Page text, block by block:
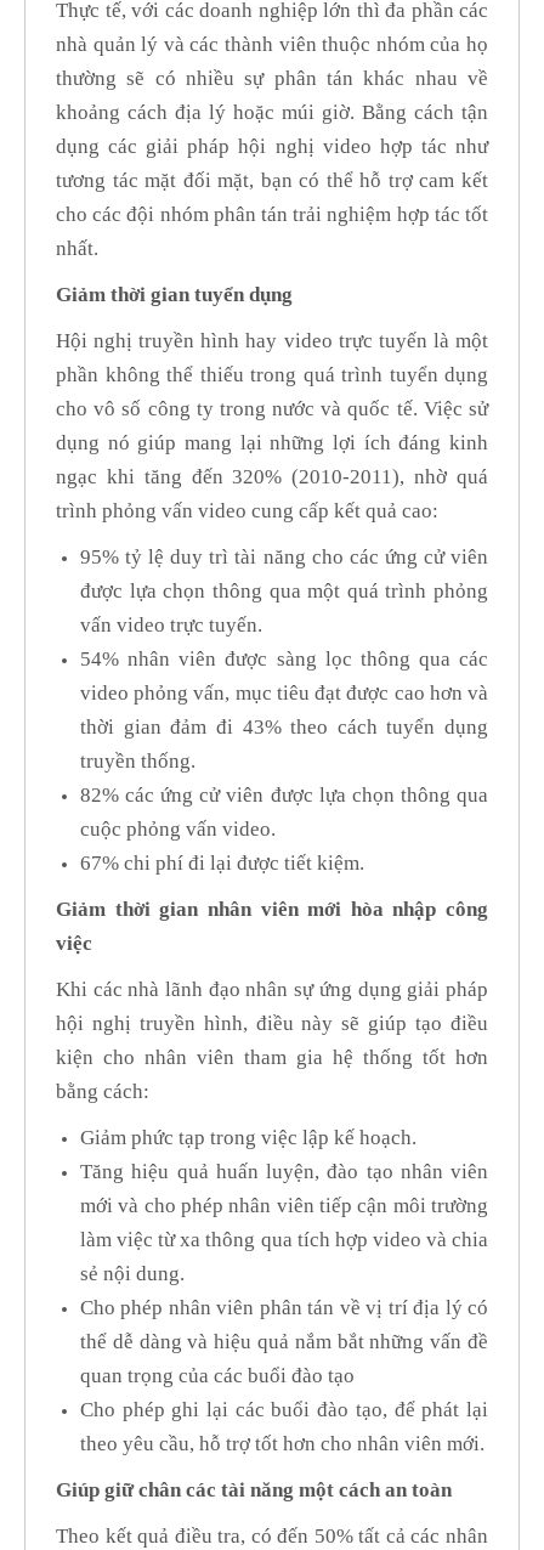
Thực tế, với các doanh nghiệp lớn thì đa phần các
nhà quản lý và các thành viên thuộc nhóm của họ
thường sẽ có nhiều sự phân tán khác nhau về
khoảng cách địa lý hoặc múi giờ. Bằng cách tận
dụng các giải pháp hội nghị video hợp tác như
tương tác mặt đối mặt, bạn có thể hỗ trợ cam kết
cho các đội nhóm phân tán trải nghiệm hợp tác tốt
nhất.
Giảm thời gian tuyển dụng
Hội nghị truyền hình hay video trực tuyến là một
phần không thể thiếu trong quá trình tuyển dụng
cho vô số công ty trong nước và quốc tế. Việc sử
dụng nó giúp mang lại những lợi ích đáng kinh
ngạc khi tăng đến 320% (2010-2011), nhờ quá
trình phỏng vấn video cung cấp kết quả cao:
95% tỷ lệ duy trì tài năng cho các ứng cử viên
được lựa chọn thông qua một quá trình phỏng
vấn video trực tuyến.
54% nhân viên được sàng lọc thông qua các
video phỏng vấn, mục tiêu đạt được cao hơn và
thời gian đảm đi 43% theo cách tuyển dụng
truyền thống.
82% các ứng cử viên được lựa chọn thông qua
cuộc phỏng vấn video.
67% chi phí đi lại được tiết kiệm.
Giảm thời gian nhân viên mới hòa nhập công
việc
Khi các nhà lãnh đạo nhân sự ứng dụng giải pháp
hội nghị truyền hình, điều này sẽ giúp tạo điều
kiện cho nhân viên tham gia hệ thống tốt hơn
bằng cách:
Giảm phức tạp trong việc lập kế hoạch.
Tăng hiệu quả huấn luyện, đào tạo nhân viên
mới và cho phép nhân viên tiếp cận môi trường
làm việc từ xa thông qua tích hợp video và chia
sẻ nội dung.
Cho phép nhân viên phân tán về vị trí địa lý có
thể dễ dàng và hiệu quả nắm bắt những vấn đề
quan trọng của các buổi đào tạo
Cho phép ghi lại các buổi đào tạo, để phát lại
theo yêu cầu, hỗ trợ tốt hơn cho nhân viên mới.
Giúp giữ chân các tài năng một cách an toàn
Theo kết quả điều tra, có đến 50% tất cả các nhân